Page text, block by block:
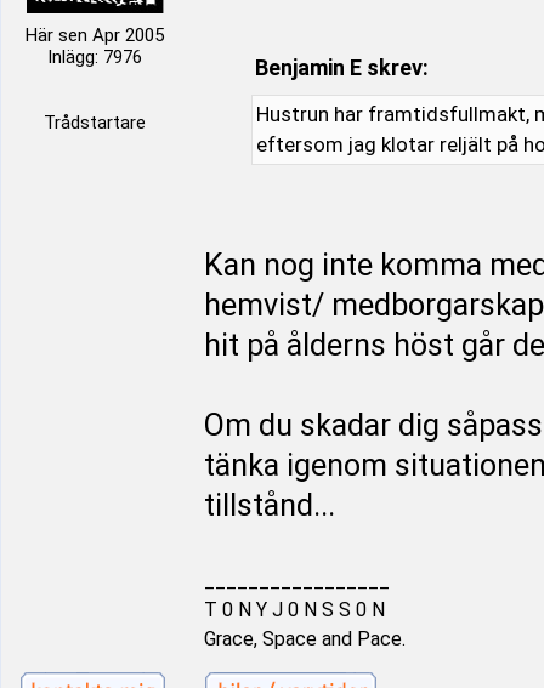
Här sen Apr 2005
Inlägg: 7976
Trådstartare
Benjamin E skrev:
Hustrun har framtidsfullmakt,
eftersom jag klotar reljält på
Kan nog inte komma
hemvist/
hit på ålderns höst går
Om du skadar dig
tänka igenom
tillstånd...
T 0 N Y J 0 N S S 0 N
Grace, Space and Pace.